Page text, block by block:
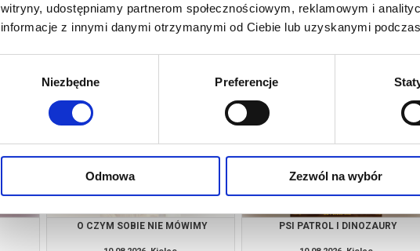
witryny, udostępniamy partnerom społecznościowym, reklamowym i
informacje z innymi danymi otrzymanymi od Ciebie lub uzyskanymi
Niezbędne Preferencje
Odmowa Zezwól na wybór
O CZYM SOBIE NIE MÓWIMY
kup bilet
PSI PATROL I DINOZAURY
kup
O CZYM SOBIE NIE MÓWIMY PSI PATROL I DINOZAURY